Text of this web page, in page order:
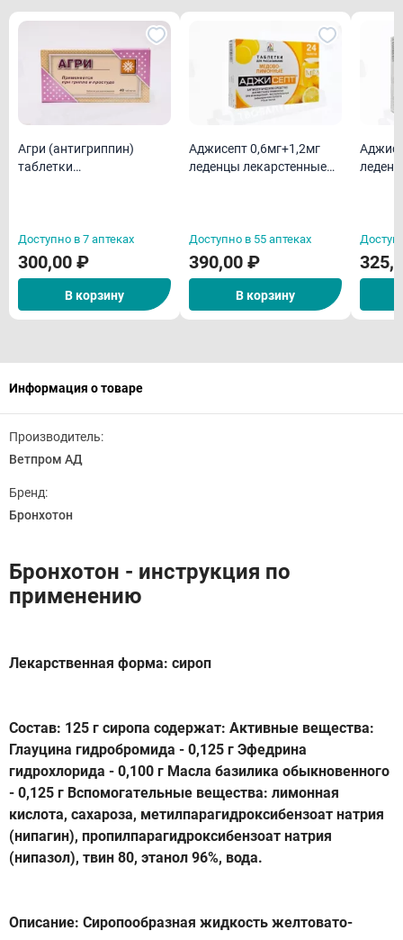
Агри (антигриппин)
таблетки
Доступно в 7 аптеках
300,00 ₽
В корзину
Аджисепт 0,6мг+1,2мг
леденцы лекарстенные
Доступно в 55 аптеках
390,00 ₽
В корзину
Информация о товаре
Производитель:
Ветпром АД
Бренд:
Бронхотон
Бронхотон - инструкция по
применению
Лекарственная форма: сироп
Состав: 125 г сиропа содержат: Активные вещества:
Глауцина гидробромида - 0,125 г Эфедрина
гидрохлорида - 0,100 г Масла базилика обыкновенного
- 0,125 г Вспомогательные вещества: лимонная
кислота, сахароза, метилпарагидроксибензоат натрия
(нипагин), пропилпарагидроксибензоат натрия
(нипазол), твин 80, этанол 96%, вода.
Описание: Сиропообразная жидкость желтовато-